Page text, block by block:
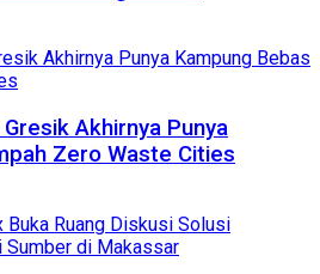
Akhirnya Punya
Zero Waste Cities